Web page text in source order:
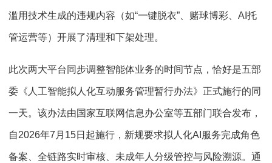
滥用技术生成的违规内容（如“一键脱衣”、赌球博彩、AI托
管运营等）开展了清理和下架处理。
此次两大平台同步调整智能体业务的时间节点，恰好是五部
委《人工智能拟人化互动服务管理暂行办法》正式施行的同
一天。该办法由国家互联网信息办公室等五部门联合发布，
自2026年7月15日起施行，新规要求拟人化AI服务完成角色
备案、全链路实时审核、未成年人分级管控与风险溯源。通